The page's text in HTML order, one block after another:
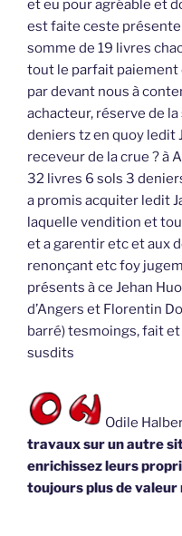
et eu pour agréable et
est faite ceste
somme de 19 livres
tout le parfait paiement
par devant nous à
achacteur, réserve de
deniers tz en quoy ledit
receveur de la crue ? à
32 livres 6 sols 3
a promis acquiter ledit
laquelle vendition et
et a garentir etc et aux
renonçant etc foy
présents à ce Jehan
d’Angers et Florentin
barré) tesmoings, fait
susdits
Odile
travaux sur un autre
enrichissez leurs
toujours plus de valeur